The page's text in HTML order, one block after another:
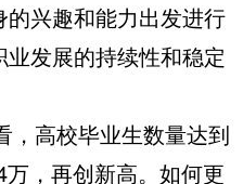
兴趣和能力出发进行
发展的持续性和稳定
高校毕业生数量达到
，再创新高。如何更